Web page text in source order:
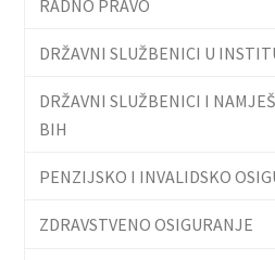
RADNO PRAVO
DRŽAVNI SLUŽBENICI U
DRŽAVNI SLUŽBENICI I
BIH
PENZIJSKO I INVALIDSKO
ZDRAVSTVENO OSIGURANJE